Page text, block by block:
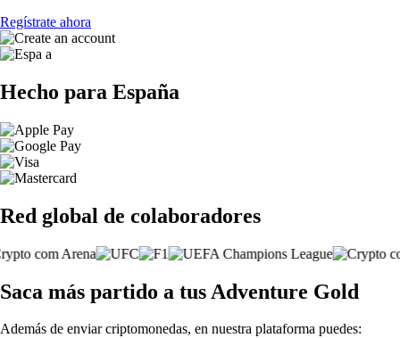
Regístrate ahora
Hecho para España
Red global de colaboradores
Saca más partido a tus Adventure Gold
Además de enviar criptomonedas, en nuestra plataforma puedes: